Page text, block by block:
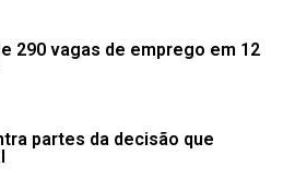
290 vagas de emprego em 12
partes da decisão que